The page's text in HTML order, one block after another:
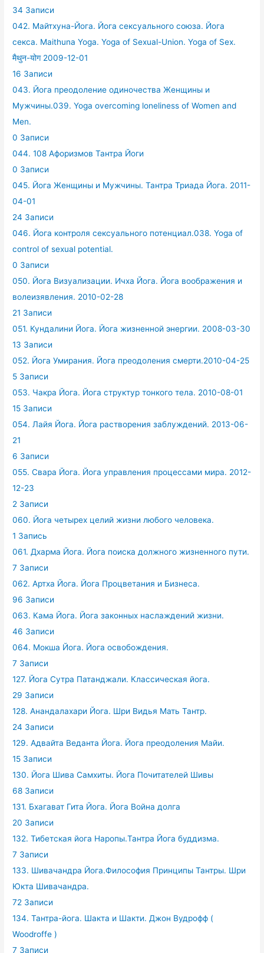
34 Записи
042. Майтхуна-Йога. Йога сексуального союза. Йога
секса. Maithuna Yoga. Yoga of Sexual-Union. Yoga of Sex.
मैथुन-योग 2009-12-01
16 Записи
043. Йога преодоление одиночества Женщины и
Мужчины.039. Yoga overcoming loneliness of Women and
Men.
0 Записи
044. 108 Афоризмов Тантра Йоги
0 Записи
045. Йога Женщины и Мужчины. Тантра Триада Йога. 2011-
04-01
24 Записи
046. Йога контроля сексуального потенциал.038. Yoga of
control of sexual potential.
0 Записи
050. Йога Визуализации. Ичха Йога. Йога воображения и
волеизявления. 2010-02-28
21 Записи
051. Кундалини Йога. Йога жизненной энергии. 2008-03-30
13 Записи
052. Йога Умирания. Йога преодоления смерти.2010-04-25
5 Записи
053. Чакра Йога. Йога структур тонкого тела. 2010-08-01
15 Записи
054. Лайя Йога. Йога растворения заблуждений. 2013-06-
21
6 Записи
055. Свара Йога. Йога управления процессами мира. 2012-
12-23
2 Записи
060. Йога четырех целий жизни любого человека.
1 Запись
061. Дхарма Йога. Йога поиска должного жизненного пути.
7 Записи
062. Артха Йога. Йога Процветания и Бизнеса.
96 Записи
063. Кама Йога. Йога законных наслаждений жизни.
46 Записи
064. Мокша Йога. Йога освобождения.
7 Записи
127. Йога Сутра Патанджали. Классическая йога.
29 Записи
128. Анандалахари Йога. Шри Видья Мать Тантр.
24 Записи
129. Адвайта Веданта Йога. Йога преодоления Майи.
15 Записи
130. Йога Шива Самхиты. Йога Почитателей Шивы
68 Записи
131. Бхагават Гита Йога. Йога Война долга
20 Записи
132. Тибетская йога Наропы.Тантра Йога буддизма.
7 Записи
133. Шивачандра Йога.Философия Принципы Тантры. Шри
Юкта Шивачандра.
72 Записи
134. Тантра-йога. Шакта и Шакти. Джон Вудрофф (
Woodroffe )
7 Записи